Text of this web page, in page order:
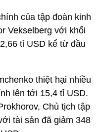
của tập đoàn kinh
Vekselberg với khối
tỉ USD kể từ đầu
thiệt hại nhiều
lên tới 15,4 tỉ USD.
Chủ tịch tập
tài sản đã giảm 348